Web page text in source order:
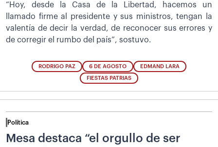
“Hoy, desde la Casa de la Libertad, hacemos un
llamado firme al presidente y sus ministros, tengan la
valentía de decir la verdad, de reconocer sus errores y
de corregir el rumbo del país”, sostuvo.
RODRIGO PAZ 6 DE AGOSTO EDMAND LARA
FIESTAS PATRIAS
Política
Mesa destaca “el orgullo de ser